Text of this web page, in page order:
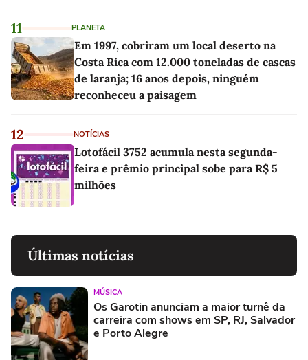
11 PLANETA
Em 1997, cobriram um local deserto na
Costa Rica com 12.000 toneladas de cascas
de laranja; 16 anos depois, ninguém
reconheceu a paisagem
12 NOTÍCIAS
Lotofácil 3752 acumula nesta segunda-
feira e prêmio principal sobe para R$ 5
milhões
Últimas notícias
MÚSICA
Os Garotin anunciam a maior turnê da
carreira com shows em SP, RJ, Salvador
e Porto Alegre